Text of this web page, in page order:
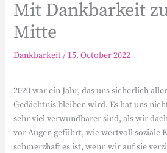
Mit Dankbarkeit
Mitte
Dankbarkeit/ 15. October 2022
2020 war ein Jahr, das uns sicherlich
Gedächtnis bleiben wird. Es hat uns
sehr viel verwundbarer sind, als wir
vor Augen geführt, wie wertvoll soziale
schmerzhaft es ist, wenn wir auf sie